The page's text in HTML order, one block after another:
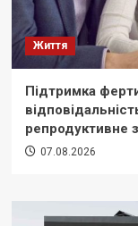
Життя
Підтримка
репродуктивне
07.08.2026